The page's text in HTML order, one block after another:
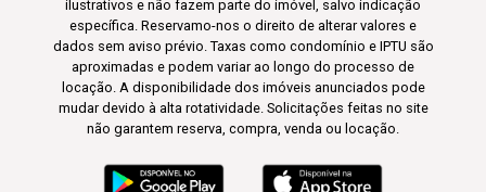
ilustrativos e não fazem parte do imóvel, salvo indicação
específica. Reservamo-nos o direito de alterar valores e
dados sem aviso prévio. Taxas como condomínio e IPTU são
aproximadas e podem variar ao longo do processo de
locação. A disponibilidade dos imóveis anunciados pode
mudar devido à alta rotatividade. Solicitações feitas no site
não garantem reserva, compra, venda ou locação.